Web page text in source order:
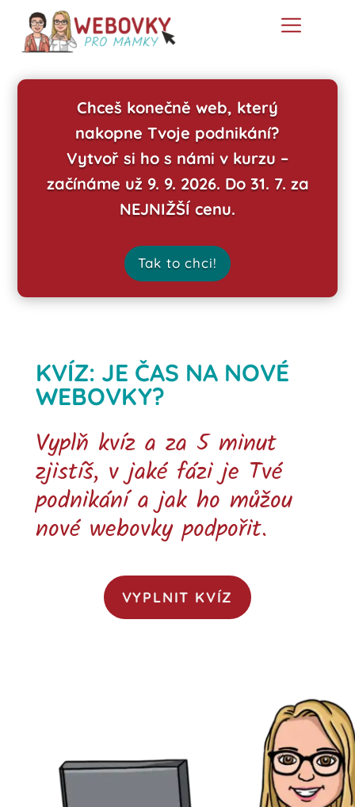
Chceš konečně web, který
nakopne Tvoje podnikání?
Vytvoř si ho s námi v kurzu –
začínáme už 9. 9. 2026. Do 31. 7. za
NEJNIŽŠÍ cenu.
Tak to chci!
KVÍZ: JE ČAS NA NOVÉ
WEBOVKY?
Vyplň kvíz a za 5 minut
zjistíš, v jaké fázi je Tvé
podnikání a jak ho můžou
nové webovky podpořit.
VYPLNIT KVÍZ